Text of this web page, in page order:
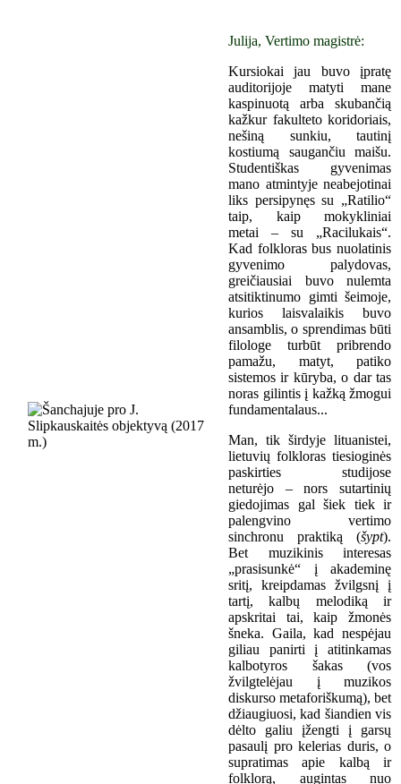
Julija, Vertimo magistrė:
Kursiokai jau buvo įpratę
auditorijoje matyti mane
kaspinuotą arba skubančią
kažkur fakulteto koridoriais,
nešiną sunkiu, tautinį
kostiumą saugančiu maišu.
Studentiškas gyvenimas
mano atmintyje neabejotinai
liks persipynęs su „Ratilio“
taip, kaip mokykliniai
metai – su „Racilukais“.
Kad folkloras bus nuolatinis
gyvenimo palydovas,
greičiausiai buvo nulemta
atsitiktinumo gimti šeimoje,
kurios laisvalaikis buvo
ansamblis, o sprendimas būti
filologe turbūt pribrendo
pamažu, matyt, patiko
sistemos ir kūryba, o dar tas
noras gilintis į kažką žmogui
fundamentalaus...
Man, tik širdyje lituanistei,
lietuvių folkloras tiesioginės
paskirties studijose
neturėjo – nors sutartinių
giedojimas gal šiek tiek ir
palengvino vertimo
sinchronu praktiką (šypt).
Bet muzikinis interesas
„prasisunkė“ į akademinę
sritį, kreipdamas žvilgsnį į
tartį, kalbų melodiką ir
apskritai tai, kaip žmonės
šneka. Gaila, kad nespėjau
giliau panirti į atitinkamas
kalbotyros šakas (vos
žvilgtelėjau į muzikos
diskurso metaforiškumą), bet
džiaugiuosi, kad šiandien vis
dėlto galiu įžengti į garsų
pasaulį pro kelerias duris, o
supratimas apie kalbą ir
folklorą, augintas nuo